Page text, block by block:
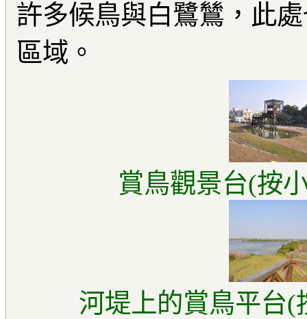
許多候鳥與白鷺鷥，此
區域。
賞鳥觀景台(按
河堤上的賞鳥平台(